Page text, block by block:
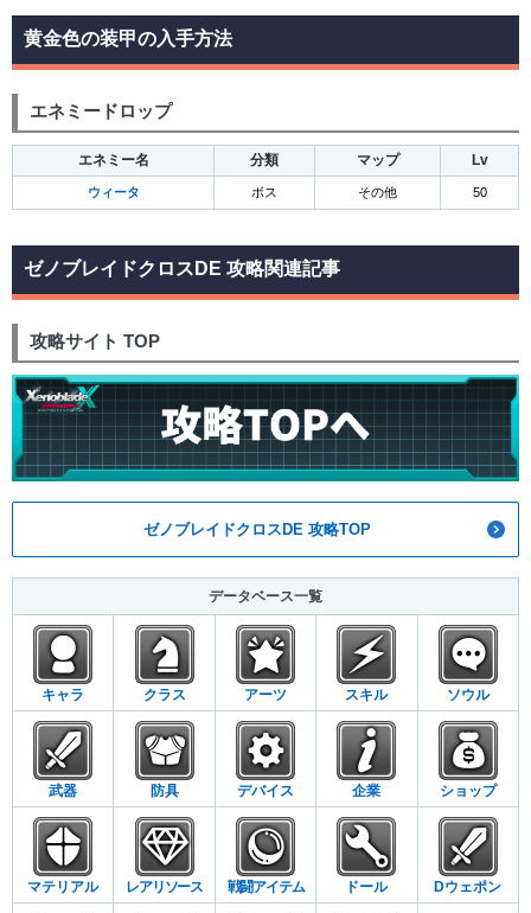
黄金色の装甲の入手方法
エネミードロップ
エネミー名 分類 マップ Lv
ウィータ ボス その他 50
ゼノブレイドクロスDE 攻略関連記事
攻略サイト TOP
ゼノブレイドクロスDE 攻略TOP
データベース一覧
キャラ クラス アーツ スキル ソウル
武器 防具 デバイス 企業 ショップ
マテリアル レアリソース 戦闘アイテム ドール Dウェポン